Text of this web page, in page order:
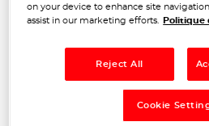
on your device to enhance site
assist in our marketing efforts.
Politique
Reject All
Cookie